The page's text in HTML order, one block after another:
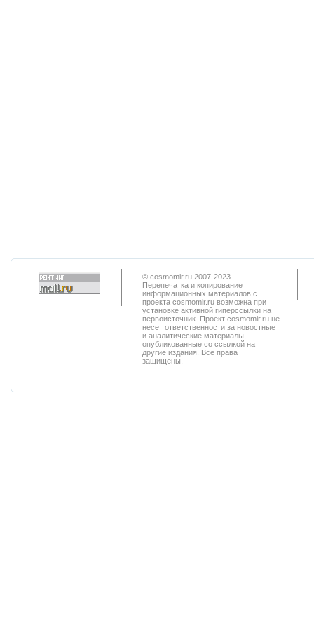
© cosmomir.ru 2007-2023.
Перепечатка и копирование
информационных материалов с
проекта cosmomir.ru возможна при
установке активной гиперссылки на
первоисточник. Проект cosmomir.ru не
несет ответственности за новостные
и аналитические материалы,
опубликованные со ссылкой на
другие издания. Все права
защищены.